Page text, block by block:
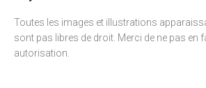
Toutes les images et illustrations
sont pas libres de droit. Merci de ne pas en
autorisation.